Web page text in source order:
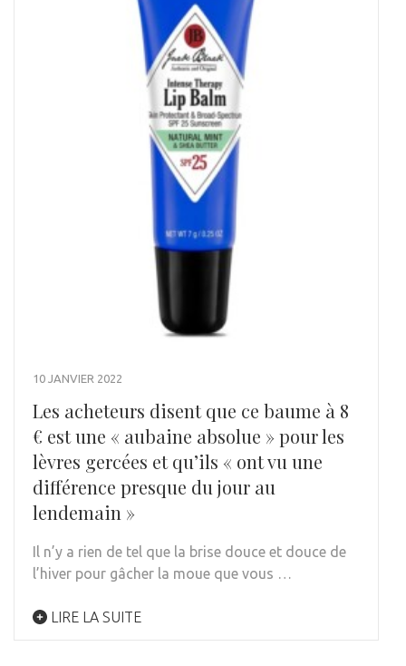
10 JANVIER 2022
Les acheteurs disent que ce baume à 8
€ est une « aubaine absolue » pour les
lèvres gercées et qu’ils « ont vu une
différence presque du jour au
lendemain »
Il n’y a rien de tel que la brise douce et douce de
l’hiver pour gâcher la moue que vous …
LIRE LA SUITE